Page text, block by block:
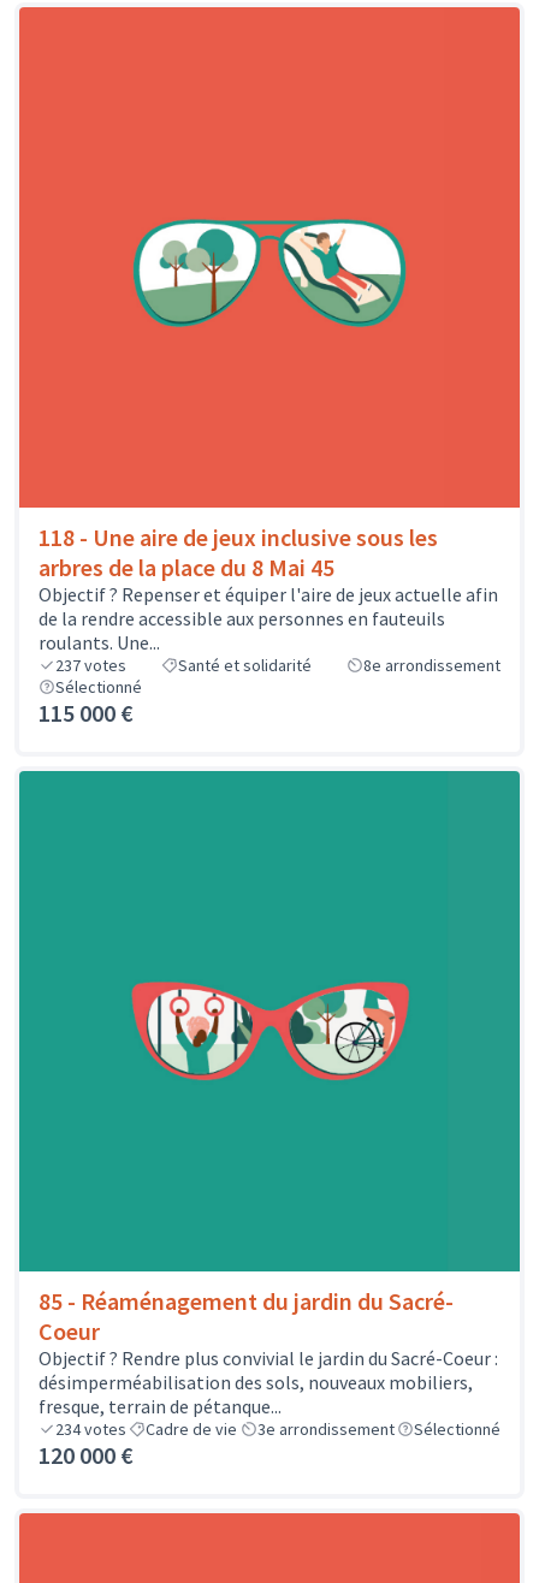
118 - Une aire de jeux inclusive sous les
arbres de la place du 8 Mai 45
Objectif ? Repenser et équiper l'aire de jeux actuelle afin
de la rendre accessible aux personnes en fauteuils
roulants. Une...
237votes Santé et solidarité
8e arrondissement
Sélectionné
115 000 €
85 - Réaménagement du jardin du Sacré-
Coeur
Objectif ? Rendre plus convivial le jardin du Sacré-Coeur :
désimperméabilisation des sols, nouveaux mobiliers,
fresque, terrain de pétanque...
234votes Cadre de vie 3e arrondissement Sélectionné
120 000 €